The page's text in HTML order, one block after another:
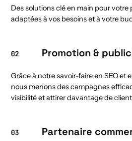
Des solutions clé en main pour votre
adaptées à vos besoins et à votre
02 Promotion &
Grâce à notre savoir-faire en SEO et
nous menons des campagnes
visibilité et attirer davantage de
03 Partenaire